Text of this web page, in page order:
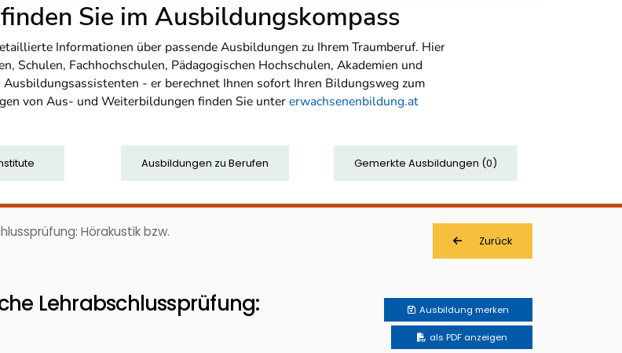
Sie im Ausbildungskompass
Informationen über passende Ausbildungen zu Ihrem Traumberuf. Hier
Schulen, Fachhochschulen, Pädagogischen Hochschulen, Akademien und
- er berechnet Ihnen sofort Ihren Bildungsweg zum
von Aus- und Weiterbildungen finden Sie untererwachsenenbildung.at
Ausbildungen zu Berufen Gemerkte Ausbildungen (0)
Hörakustik bzw.
Zurück
Lehrabschlussprüfung: Ausbildung merken
als PDF anzeigen